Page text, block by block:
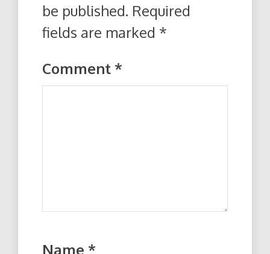
be published. Required
fields are marked *
Comment *
Name *